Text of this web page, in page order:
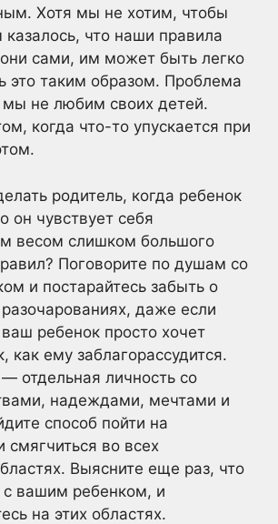
Хотя мы не хотим, чтобы
что наши правила
сами, им может быть легко
это таким образом. Проблема
мы не любим своих детей.
когда что-то упускается при
родитель, когда ребенок
он чувствует себя
весом слишком большого
Поговорите по душам со
и постарайтесь забыть о
даже если
ребенок просто хочет
как ему заблагорассудится.
отдельная личность со
надеждами, мечтами и
способ пойти на
смягчиться во всех
Выясните еще раз, что
с вашим ребенком, и
на этих областях.